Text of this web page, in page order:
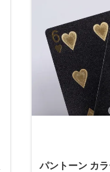
パントーン カ